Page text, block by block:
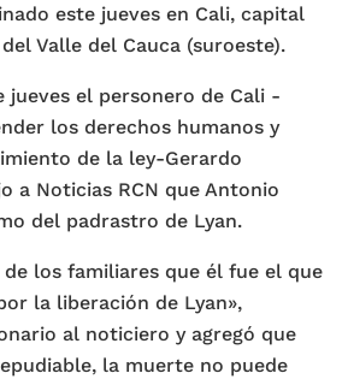
este jueves en Cali, capital
Valle del Cauca (suroeste).
jueves el personero de Cali -
los derechos humanos y
de la ley-Gerardo
a Noticias RCN que Antonio
del padrastro de Lyan.
los familiares que él fue el que
la liberación de Lyan»,
al noticiero y agregó que
la muerte no puede